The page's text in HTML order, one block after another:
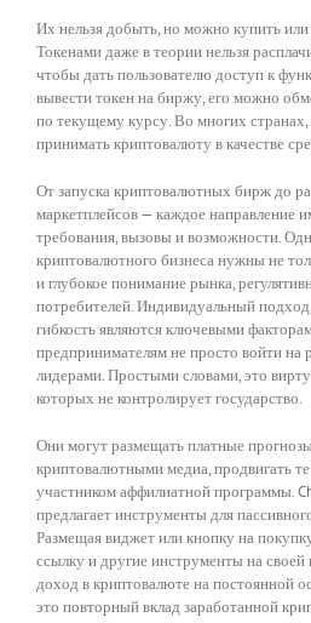
Их нельзя добыть, но можно купить или
Токенами даже в теории нельзя
чтобы дать пользователю доступ к
вывести токен на биржу, его можно
по текущему курсу. Во многих
принимать криптовалюту в качестве
От запуска криптовалютных бирж до
маркетплейсов — каждое направление
требования, вызовы и возможности.
криптовалютного бизнеса нужны не
и глубокое понимание рынка,
потребителей. Индивидуальный
гибкость являются ключевыми
предпринимателям не просто войти на
лидерами. Простыми словами, это
которых не контролирует государство.
Они могут размещать платные
криптовалютными медиа, продвигать
участником аффилиатной программы.
предлагает инструменты для
Размещая виджет или кнопку на
ссылку и другие инструменты на
доход в криптовалюте на постоянной
это повторный вклад заработанной